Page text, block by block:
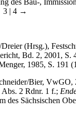
3 | 4 →
(Hrsg.),
Bd. 2, 2001, S.
1985, S. 191
Bier, VwGO,
2 Rdnr. 1 f.;
des Sächsischen